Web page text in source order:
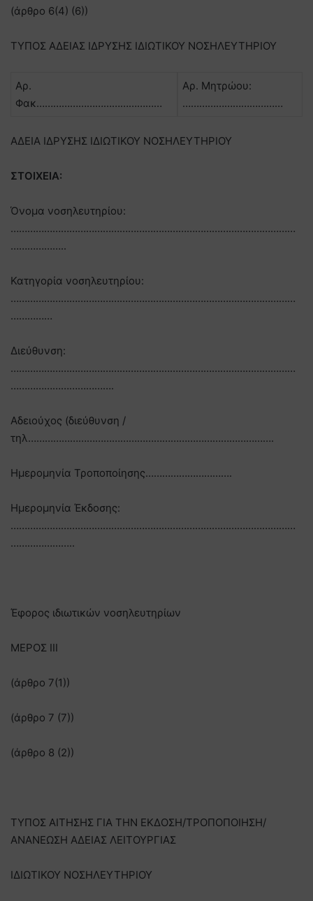
(άρθρο 6(4) (6))
ΤΥΠΟΣ ΑΔΕΙΑΣ ΙΔΡΥΣΗΣ ΙΔΙΩΤΙΚΟΥ ΝΟΣΗΛΕΥΤΗΡΙΟΥ
Αρ.
Φακ………………………………………
Αρ. Μητρώου:
………………………………
ΑΔΕΙΑ ΙΔΡΥΣΗΣ ΙΔΙΩΤΙΚΟΥ ΝΟΣΗΛΕΥΤΗΡΙΟΥ
ΣΤΟΙΧΕΙΑ:
Όνομα νοσηλευτηρίου:
…………………………………………………………………………………………
………………..
Κατηγορία νοσηλευτηρίου:
…………………………………………………………………………………………
……………
Διεύθυνση:
…………………………………………………………………………………………
……………………………….
Αδειούχος (διεύθυνση /
τηλ…………………………………………………………………………….
Ημερομηνία Τροποποίησης………………………….
Ημερομηνία Έκδοσης:
…………………………………………………………………………………………
…………………..
Έφορος ιδιωτικών νοσηλευτηρίων
ΜΕΡΟΣ III
(άρθρο 7(1))
(άρθρο 7 (7))
(άρθρο 8 (2))
ΤΥΠΟΣ ΑΙΤΗΣΗΣ ΓΙΑ ΤΗΝ ΕΚΔΟΣΗ/ΤΡΟΠΟΠΟΙΗΣΗ/
ΑΝΑΝΕΩΣΗ ΑΔΕΙΑΣ ΛΕΙΤΟΥΡΓΙΑΣ
ΙΔΙΩΤΙΚΟΥ ΝΟΣΗΛΕΥΤΗΡΙΟΥ